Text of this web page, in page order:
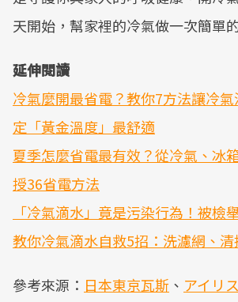
天開始，幫家裡的冷氣做一次簡單
延伸閱讀
冷氣麼開最省電？教你7方法讓冷
定「黃金溫度」最舒適
夏季怎麼省電最有效？從冷氣、冰
授36省電方法
「冷氣滴水」竟是污染行為！被檢
教你冷氣滴水自救5招：洗濾網、清
參考來源： 日本東京瓦斯 、 アイリ